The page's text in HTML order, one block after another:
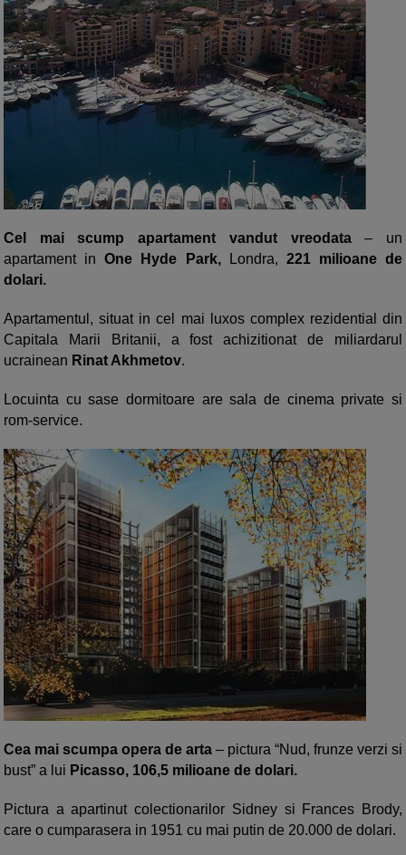
Cel mai scump apartament vandut vreodata– un
apartament inOne Hyde Park,Londra, 221 milioane de
dolari.
Apartamentul, situat in cel mai luxos complex rezidential din
Capitala Marii Britanii, a fost achizitionat de miliardarul
ucrainean Rinat Akhmetov.
Locuinta cu sase dormitoare are sala de cinema private si
rom-service.
Cea mai scumpa opera de arta – pictura “Nud, frunze verzi si
bust” a lui Picasso, 106,5 milioane de dolari.
Pictura a apartinut colectionarilor Sidney si Frances Brody,
care o cumparasera in 1951 cu mai putin de 20.000 de dolari.